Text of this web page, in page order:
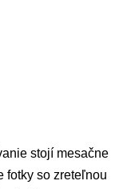
stojí mesačne
fotky so zreteľnou